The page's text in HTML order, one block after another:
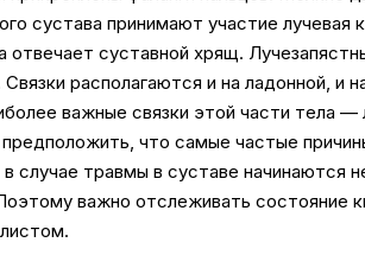
сустава принимают участие лучевая
отвечает суставной хрящ.
располагаются и на ладонной, и
важные связки этой части тела —
что самые частые
случае травмы в суставе начинаются
важно отслеживать состояние